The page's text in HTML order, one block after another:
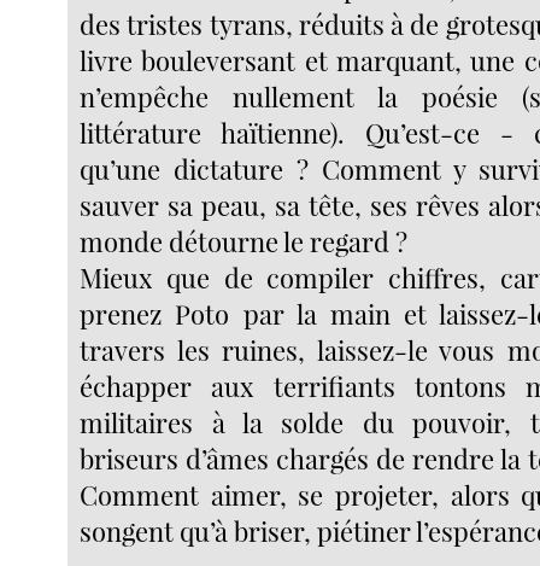
des tristes tyrans, réduits à de
livre bouleversant et marquant, une
n’empêche nullement la
littérature haïtienne). Qu’est-ce -
qu’une dictature ? Comment y
sauver sa peau, sa tête, ses rêves
monde détourne le regard ?
Mieux que de compiler chiffres,
prenez Poto par la main et
travers les ruines, laissez-le vous
échapper aux terrifiants tontons
militaires à la solde du pouvoir,
briseurs d’âmes chargés de rendre la
Comment aimer, se projeter, alors
songent qu’à briser, piétiner